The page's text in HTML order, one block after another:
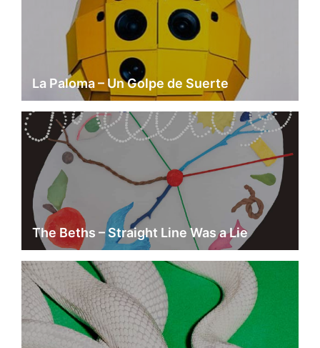
La Paloma – Un Golpe de Suerte
The Beths – Straight Line Was a Lie